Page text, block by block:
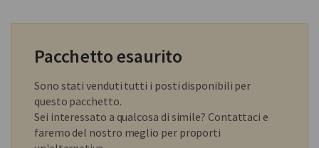
Pacchetto esaurito
Sono stati venduti tutti i posti disponibili per
questo pacchetto.
Sei interessato a qualcosa di simile? Contattaci e
faremo del nostro meglio per proporti